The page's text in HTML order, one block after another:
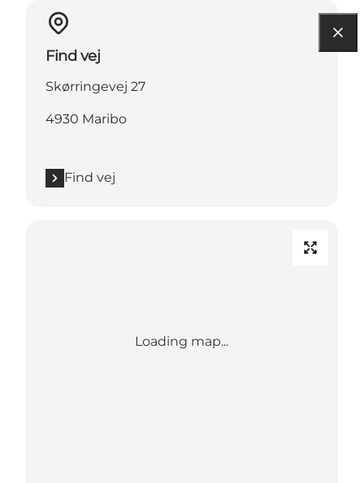
Find vej
Skørringevej 27
4930 Maribo
Find vej
Loading map...